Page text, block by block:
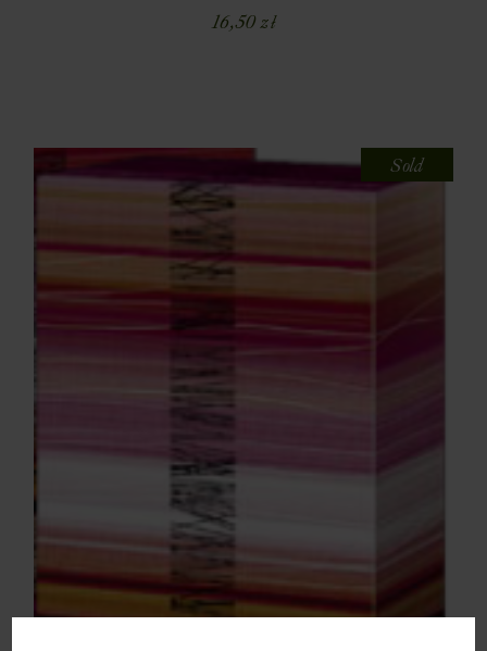
16,50zł
Sold